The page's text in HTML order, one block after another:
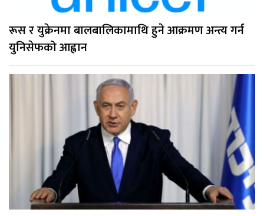
रूस र युक्रेनमा बालबालिकामाथि हुने आक्रमण अन्त्य गर्न
युनिसेफको आह्वान